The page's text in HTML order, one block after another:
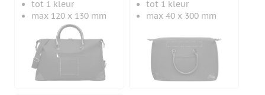
tot 1 kleur
max 120 x 130 mm
tot 1 kleur
max 40 x 300 mm